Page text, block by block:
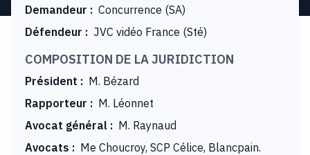
Demandeur : Concurrence (SA)
Défendeur : JVC vidéo France (Sté)
COMPOSITION DE LA JURIDICTION
Président : M. Bézard
Rapporteur : M. Léonnet
Avocat général : M. Raynaud
Avocats : Me Choucroy, SCP Célice, Blancpain.